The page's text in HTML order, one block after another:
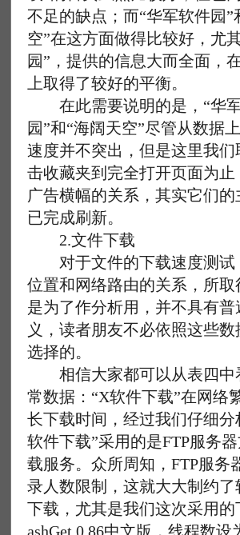
不足的缺点；而“华军软件园”
空”在这方面做得比较好，尤
园”，提供的信息大而全面，
上取得了较好的平衡。
在此需要说明的是，“华
园”和“海阔天空”尽管从数据
速度并不突出，但是这里我们
击收藏夹到完全打开页面为
广告横幅的关系，其实它们
已完成刷新。
2.文件下载
对于文件的下载速度测试
位置和网络路由的关系，所取
是为了作分析用，并不具有普
义，读者朋友不必依照这些数
选择的。
相信大家都可以从表四中
常数据：“X软件下载”在网络
长下载时间，经过我们仔细分
软件下载”采用的是FTP服务
载服务。众所周知，FTP服务
录人数限制，这就大大制约了
下载，尤其是我们这次采用的
ashGet 0.86中文版，线程数设